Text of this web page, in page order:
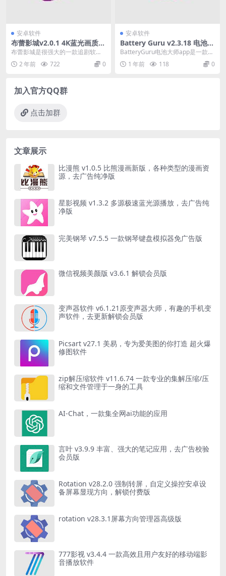
安卓软件
布蕾影城v2.0.1 4K蓝光画质秒
播追剧软件，免费版v2.0.1 4K
蓝光画质秒播追剧软件，免费
版
布蕾影城是很强大的一款追剧软
件，此版本已经去除广告，软件提
供多条播放线路，画质几...
2 年前 722 0
安卓软件
Battery Guru v2.3.18 电池大
师，手机电池优化软件，解锁
付费版
BatteryGuru电池大师app是一款专
为安卓手机用户打造的手机电池优
化软件...
1 年前 118 0
加入官方QQ群
点击加群
文章展示
比漫熊 v1.0.5 比熊漫画新版，各种类型的漫画资
源，去广告纯净版
星影视频 v1.3.2 多源极速蓝光源播放，去广告纯
净版
完美钢琴 v7.5.5 一款钢琴键盘模拟器免广告版
微信视频美颜版 v3.6.1 解锁会员版
变声器软件 v6.1.21原变声器大师，有趣的手机变
声软件，去更新解锁会员版
Picsart v27.1 美易，专为爱美图的你打造 超火爆
修图软件
zip解压缩软件 v11.6.74 一款专业的集解压缩/压
缩和文件管理于一身的工具
AI-Chat，一款集全网ai功能的应用
言叶 v3.9.9 丰富、强大的笔记应用，去广告校验
会员版
Rotation v28.2.0 强制转屏，自定义操控安卓设
备屏幕显现方向，解锁付费版
rotation v28.3.1屏幕方向管理器高级版
777影视 v3.4.4 一款高效且用户友好的移动端影
音播放软件